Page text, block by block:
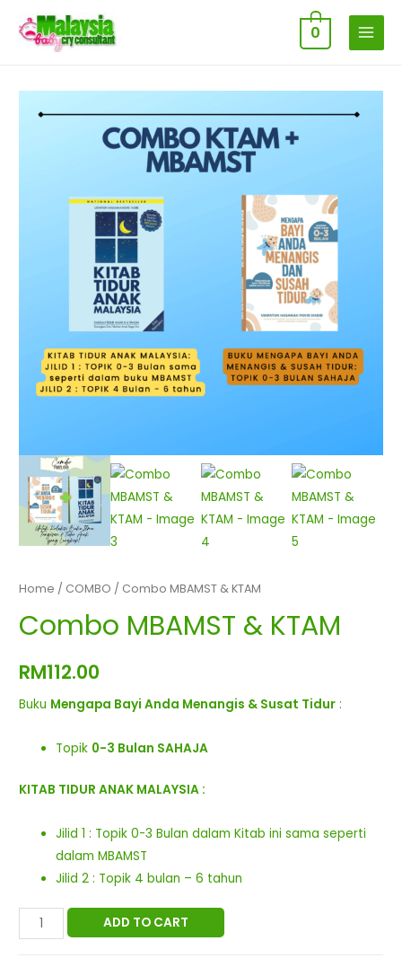
0
MAIN
Home / COMBO / Combo MBAMST & KTAM
Combo MBAMST & KTAM
RM112.00
Buku Mengapa Bayi Anda Menangis & Susat Tidur :
Topik 0-3 Bulan SAHAJA
KITAB TIDUR ANAK MALAYSIA :
Jilid 1 : Topik 0-3 Bulan dalam Kitab ini sama seperti
dalam MBAMST
Jilid 2 : Topik 4 bulan – 6 tahun
Combo
MBAMST
ADD TO CART